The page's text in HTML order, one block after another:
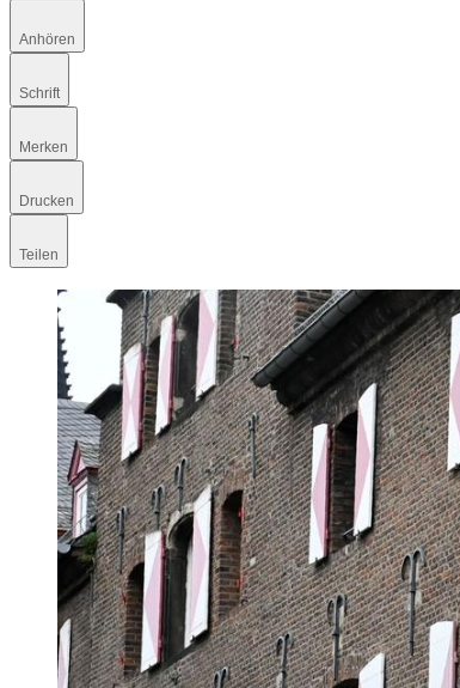
Anhören
Schrift
Merken
Drucken
Teilen